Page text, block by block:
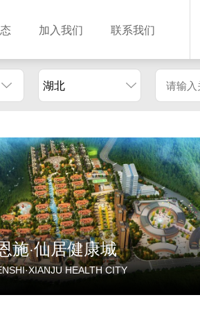
华东
华中
西南
西北
东南
加入我们 联系我们
湖北
施·仙居健康城
HEALTH CITY